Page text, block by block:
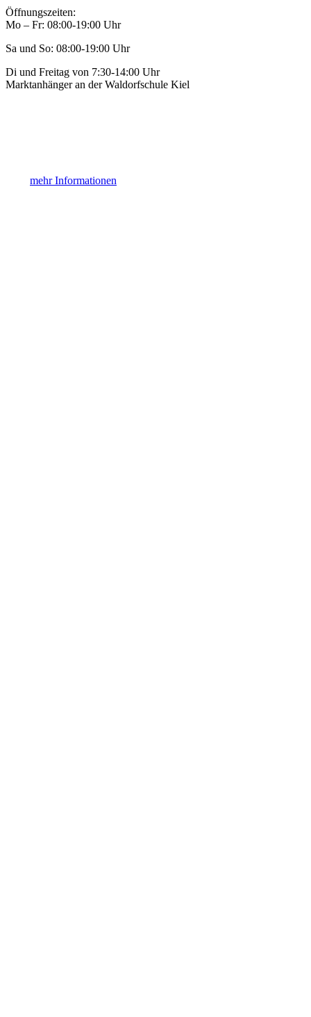
Öffnungszeiten:
Mo – Fr: 08:00-19:00 Uhr
Sa und So: 08:00-19:00 Uhr
Di und Freitag von 7:30-14:00 Uhr
Marktanhänger an der Waldorfschule Kiel
mehr Informationen